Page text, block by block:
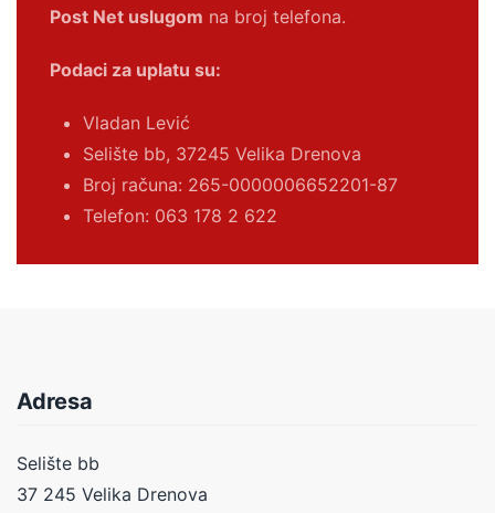
Post Net uslugom na broj telefona.
Podaci za uplatu su:
Vladan Lević
Selište bb, 37245 Velika Drenova
Broj računa: 265-0000006652201-87
Telefon: 063 178 2 622
Adresa
Selište bb
37 245 Velika Drenova